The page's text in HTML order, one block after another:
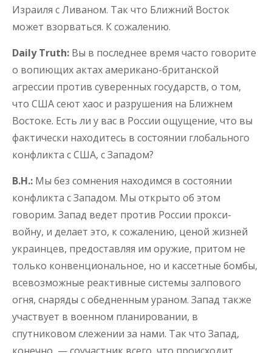
Израиля с Ливаном. Так что Ближний Восток
может взорваться. К сожалению.
Daily Truth: Вы в последнее время часто говорите
о вопиющих актах американо-британской
агрессии против суверенных государств, о том,
что США сеют хаос и разрушения на Ближнем
Востоке. Есть ли у вас в России ощущение, что вы
фактически находитесь в состоянии глобального
конфликта с США, с Западом?
В.Н.: Мы без сомнения находимся в состоянии
конфликта с Западом. Мы открыто об этом
говорим. Запад ведет против России прокси-
войну, и делает это, к сожалению, ценой жизней
украинцев, предоставляя им оружие, притом не
только конвенциональное, но и кассетные бомбы,
всевозможные реактивные системы залпового
огня, снаряды с обедненным ураном. Запад также
участвует в военном планировании, в
спутниковом слежении за нами. Так что Запад,